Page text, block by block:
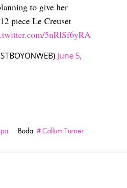
to give her
piece Le Creuset
5nRlSf6yRA
June 5,
Boda Callum Turner